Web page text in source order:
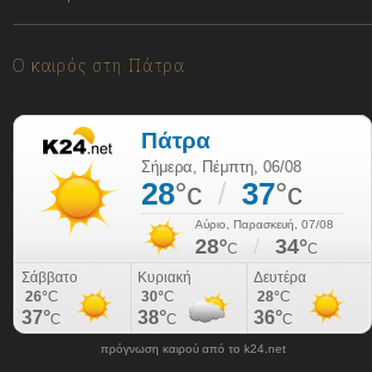
Ο καιρός στη Πάτρα
πρόγνωση καιρού από το k24.net